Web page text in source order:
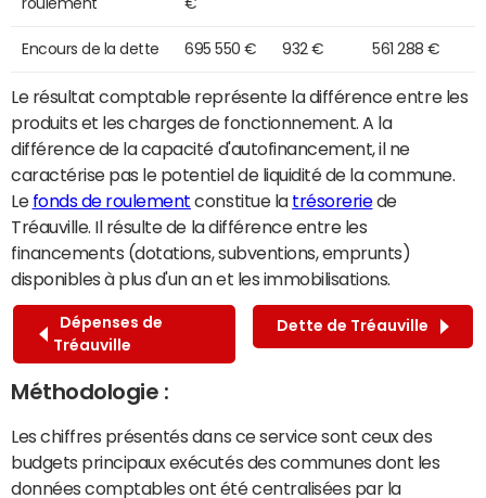
Encours de la dette 695 550 € 932 € 561 288 €
Le résultat comptable représente la différence entre les
produits et les charges de fonctionnement. A la
différence de la capacité d'autofinancement, il ne
caractérise pas le potentiel de liquidité de la commune.
Le fonds de roulement constitue la trésoreriede
Tréauville. Il résulte de la différence entre les
financements (dotations, subventions, emprunts)
disponibles à plus d'un an et les immobilisations.
Dépenses de
Tréauville
Dette de Tréauville
Méthodologie :
Les chiffres présentés dans ce service sont ceux des
budgets principaux exécutés des communes dont les
données comptables ont été centralisées par la